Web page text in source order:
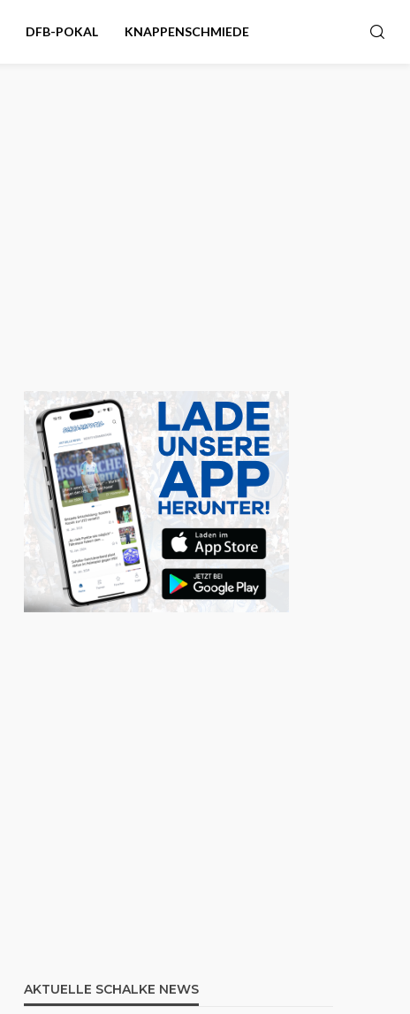
DFB-POKAL KNAPPENSCHMIEDE
AKTUELLE SCHALKE NEWS